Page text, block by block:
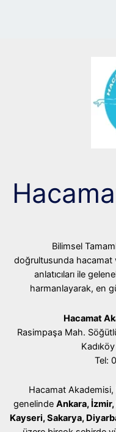
Bilimsel
doğrultusunda hacamat
anlatıcıları ile
harmanlayarak, en
Hacamat
Rasimpaşa Mah.
Tel:
Hacamat
genelinde Ankara,
Kayseri, Sakarya,